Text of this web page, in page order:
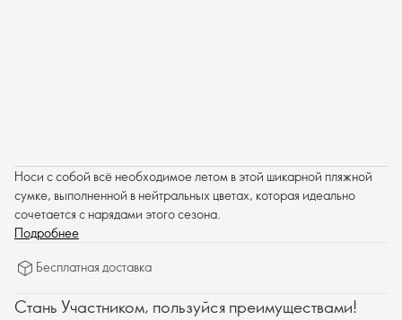
Носи с собой всё необходимое летом в этой шикарной пляжной
сумке, выполненной в нейтральных цветах, которая идеально
сочетается с нарядами этого сезона.
Подробнее
Бесплатная доставка
Стань Участником, пользуйся преимуществами!